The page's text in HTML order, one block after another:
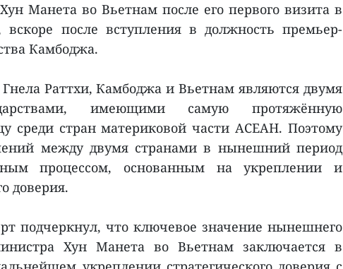
Манета во Вьетнам после его первого визита в
вскоре после вступления в должность премьер-
Камбоджа.
Раттхи, Камбоджа и Вьетнам являются двумя
имеющими самую протяжённую
среди стран материковой части АСЕАН. Поэтому
между двумя странами в нынешний период
процессом, основанным на укреплении и
доверия.
подчеркнул, что ключевое значение нынешнего
Хун Манета во Вьетнам заключается в